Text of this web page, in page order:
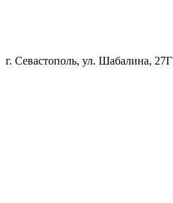
г. Севастополь, ул. Шабалина, 27Г